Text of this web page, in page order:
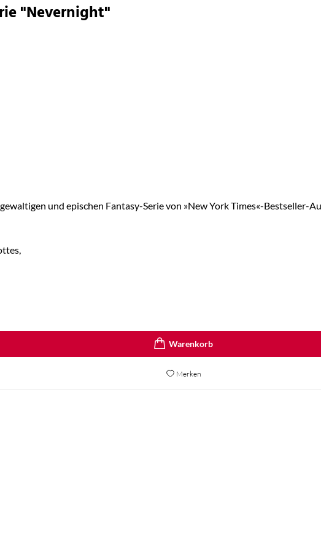
"Nevernight"
und epischen Fantasy-Serie von »New York Times«-Bestseller-
Merken